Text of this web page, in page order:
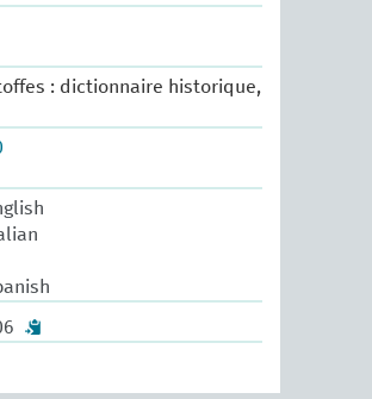
: dictionnaire historique,